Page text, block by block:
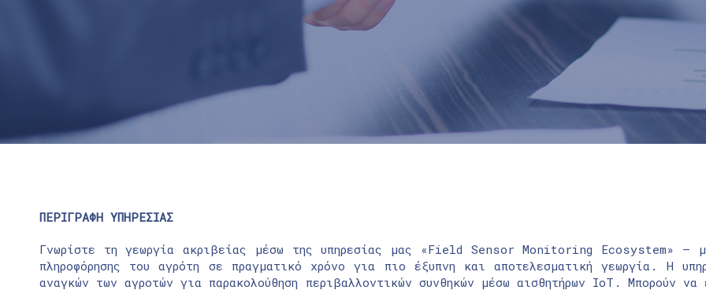
ΠΕΡΙΓΡΑΦΗ ΥΠΗΡΕΣΙΑΣ
Γνωρίστε τη γεωργία ακριβείας μέσω της υπηρεσίας μας «Field Sensor Monitoring Ecosystem» –
πληροφόρησης του αγρότη σε πραγματικό χρόνο για πιο έξυπνη και αποτελεσματική γεωργία. Η
αναγκών των αγροτών για παρακολούθηση περιβαλλοντικών συνθηκών μέσω αισθητήρων IoT. Μπορούν